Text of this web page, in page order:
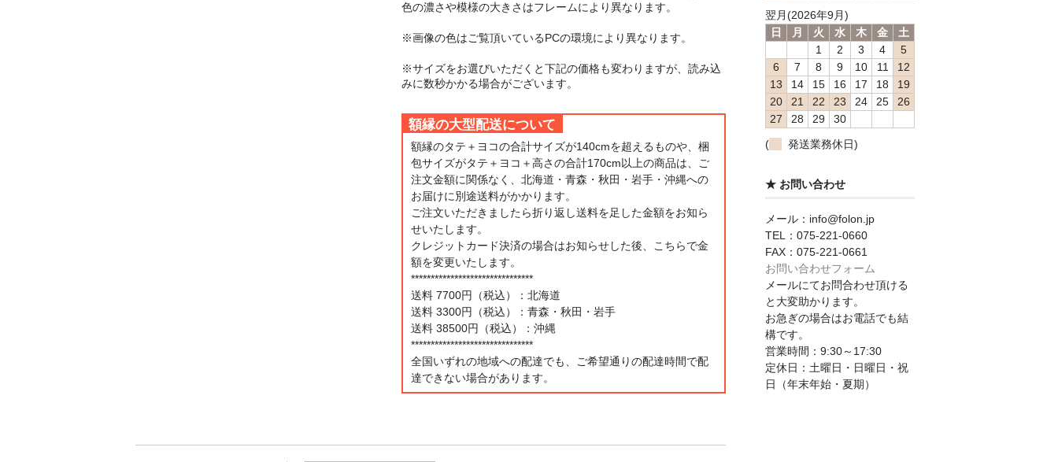
色の濃さや模様の大きさはフレームにより異なります。
※画像の色はご覧頂いているPCの環境により異なります。
※サイズをお選びいただくと下記の価格も変わりますが、読み込
みに数秒かかる場合がございます。
額縁の大型配送について
額縁のタテ＋ヨコの合計サイズが140cmを超えるものや、梱
包サイズがタテ＋ヨコ＋高さの合計170cm以上の商品は、ご
注文金額に関係なく、北海道・青森・秋田・岩手・沖縄への
お届けに別途送料がかかります。
ご注文いただきましたら折り返し送料を足した金額をお知ら
せいたします。
クレジットカード決済の場合はお知らせした後、こちらで金
額を変更いたします。
*******************************
送料 7700円（税込）：北海道
送料 3300円（税込）：青森・秋田・岩手
送料 38500円（税込）：沖縄
*******************************
全国いずれの地域への配達でも、ご希望通りの配達時間で配
達できない場合があります。
翌月(2026年9月)
日
月 火 水 木 金
土
1
2 3 4
5
6
7 8 9 10 11
12
13
14 15 16 17 18
19
20
21 22 23 24 25
26
27
28 29
30
(
発送業務休日)
★ お問い合わせ
メール：info@folon.jp
TEL：075-221-0660
FAX：075-221-0661
お問い合わせフォーム
メールにてお問合わせ頂ける
と大変助かります。
お急ぎの場合はお電話でも結
構です。
営業時間：9:30～17:30
定休日：土曜日・日曜日・祝
日（年末年始・夏期）